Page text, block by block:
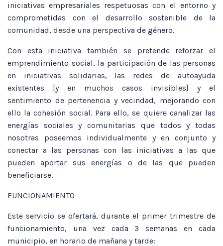
iniciativas empresariales respetuosas con el entorno y
comprometidas con el desarrollo sostenible de la
comunidad, desde una perspectiva de género.
Con esta iniciativa también se pretende reforzar el
emprendimiento social, la participación de las personas
en iniciativas solidarias, las redes de autoayuda
existentes [y en muchos casos invisibles] y el
sentimiento de pertenencia y vecindad, mejorando con
ello la cohesión social. Para ello, se quiere canalizar las
energías sociales y comunitarias que todos y todas
nosotras poseemos individualmente y en conjunto y
conectar a las personas con las iniciativas a las que
pueden aportar sus energías o de las que pueden
beneficiarse.
FUNCIONAMIENTO
Este servicio se ofertará, durante el primer trimestre de
funcionamiento, una vez cada 3 semanas en cada
municipio, en horario de mañana y tarde: